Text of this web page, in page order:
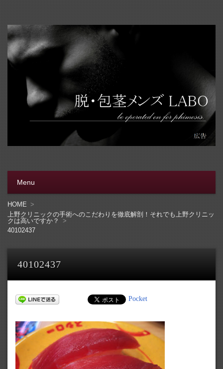
Menu
コンテンツへ移動
HOME
上野クリニックの手術へのこだわりを徹底解剖！それでも上野クリニッ
クは高いですか？
40102437
40102437
Pocket